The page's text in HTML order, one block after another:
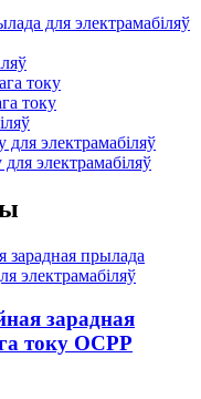
для электрамабіляў
току
току
электрамабіляў
электрамабіляў
зарадная
току OCPP